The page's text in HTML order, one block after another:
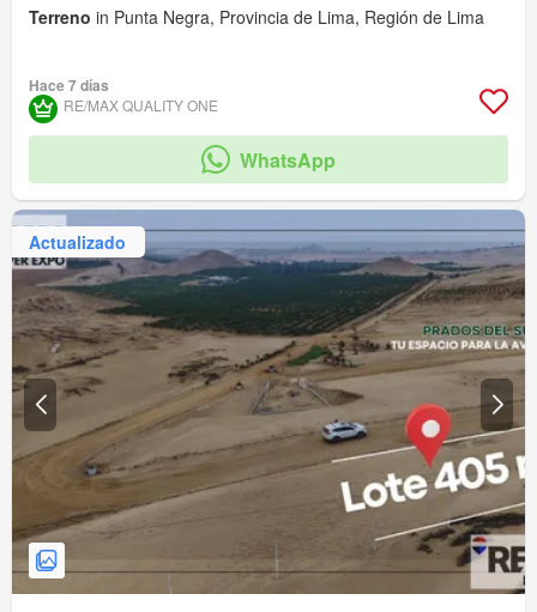
Terreno in Punta Negra, Provincia de Lima, Región de Lima
Hace 7 días
RE/MAX QUALITY ONE
WhatsApp
Actualizado